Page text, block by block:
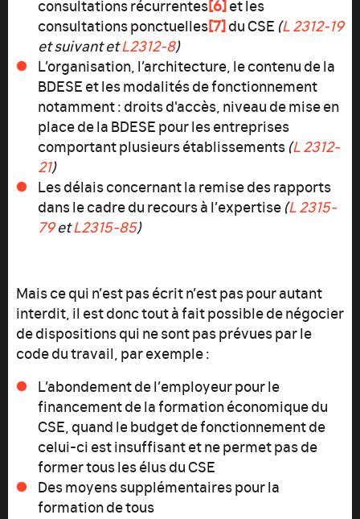
consultations récurrentes[6]et les
consultations ponctuelles[7]du CSE (L 2312-19
et suivant etL2312-8)
L’organisation, l’architecture, le contenu de la
BDESE et les modalités de fonctionnement
notamment : droits d'accès, niveau de mise en
place de la BDESE pour les entreprises
comportant plusieurs établissements(L 2312-
21)
Les délais concernant la remise des rapports
dans le cadre du recours à l’expertise(L 2315-
79etL2315-85)
Mais ce qui n’est pas écrit n’est pas pour autant
interdit, il est donc tout à fait possible de négocier
de dispositions qui ne sont pas prévues par le
code du travail, par exemple :
L’abondement de l’employeur pour le
financement de la formation économique du
CSE, quand le budget de fonctionnement de
celui-ci est insuffisant et ne permet pas de
former tous les élus du CSE
Des moyens supplémentaires pour la
formation de tous